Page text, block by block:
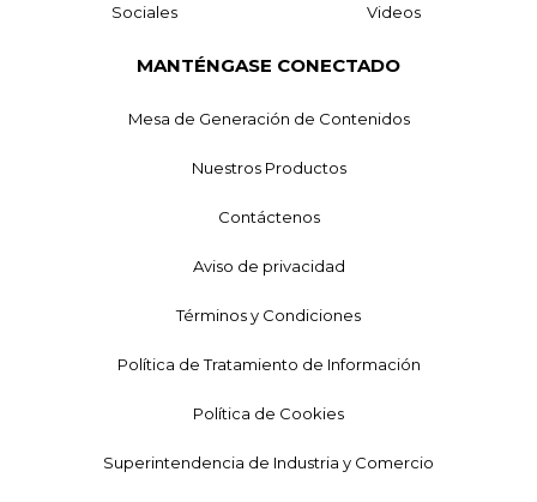
Sociales Videos
MANTÉNGASE CONECTADO
Mesa de Generación de Contenidos
Nuestros Productos
Contáctenos
Aviso de privacidad
Términos y Condiciones
Política de Tratamiento de Información
Política de Cookies
Superintendencia de Industria y Comercio